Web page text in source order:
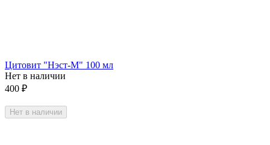
Цитовит "Нэст-М" 100 мл
Нет в наличии
400 ₽
Нет в наличии